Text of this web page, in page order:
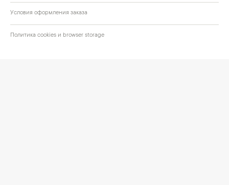
Условия оформления заказа
Политика cookies и browser storage